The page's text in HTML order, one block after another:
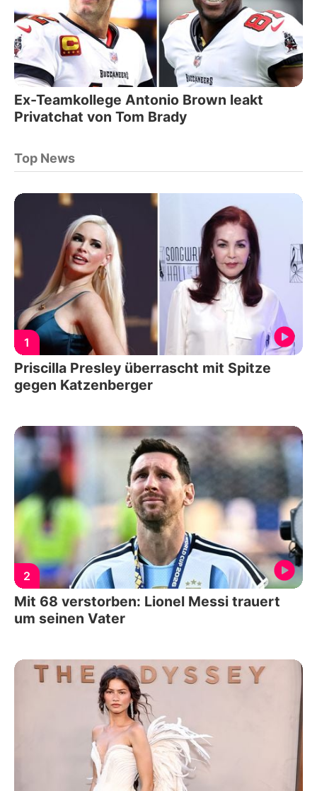
Ex-Teamkollege Antonio Brown leakt
Privatchat von Tom Brady
Top News
1
Priscilla Presley überrascht mit Spitze
gegen Katzenberger
2
Mit 68 verstorben: Lionel Messi trauert
um seinen Vater